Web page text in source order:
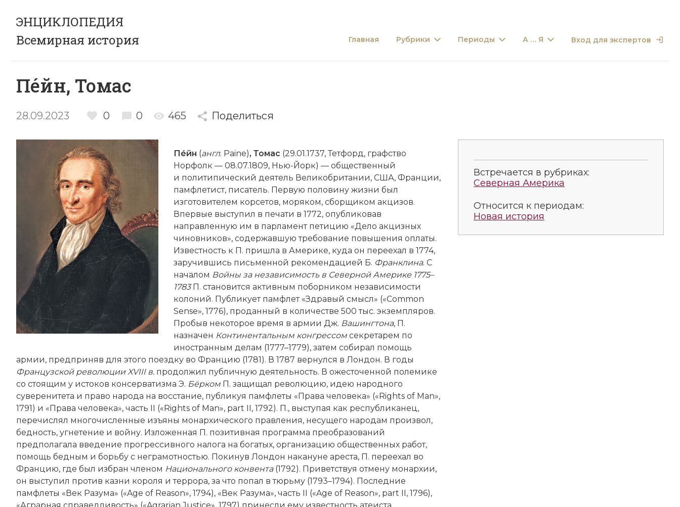
ЭНЦИКЛОПЕДИЯ
Всемирная история
Главная Рубрики Периоды А … Я Вход для экспертов
Пéйн, Томас
28.09.2023 0 0 465 Поделиться
Пéйн (англ. Paine), Томас (29.01.1737, Тетфорд, графство
Норфолк — 08.07.1809, Нью-Йорк) — общественный
и политипический деятель Великобритании, США, Франции,
памфлетист, писатель. Первую половину жизни был
изготовителем корсетов, моряком, сборщиком акцизов.
Впервые выступил в печати в 1772, опубликовав
направленную им в парламент петицию «Дело акцизных
чиновников», содержавшую требование повышения оплаты.
Известность к П. пришла в Америке, куда он переехал в 1774,
заручившись письменной рекомендацией Б. Франклина. C
началом Вой­ны за независимость в Северной Америке 1775–
1783П. становится активным поборником независимости
колоний. Публикует памфлет «Здравый смысл» («Common
Sense», 1776), проданный в количестве 500 тыс. экземпляров.
Пробыв некоторое время в армии Дж. Вашингтона, П.
назначен Континентальным конгрессомсекретарем по
иностранным делам (1777–1779), затем собирал помощь
армии, предприняв для этого поездку во Францию (1781). В 1787 вернулся в Лондон. В годы
Французской революции XVIIIв. продолжил публичную деятельность. В ожесточенной полемике
со стоящим у истоков консерватизма Э. Бёрком П. защищал революцию, идею народного
суверенитета и право народа на восстание, публикуя памфлеты «Права человека» («Rights of Man»,
1791) и «Права человека», часть II («Rights of Man», part II, 1792). П., выступая как республиканец,
перечислял многочисленные изъяны монархического правления, несущего народам произвол,
бедность, угнетение и вой­ну. Изложенная П. позитивная программа преобразований
предполагала введение прогрессивного налога на богатых, организацию общественных работ,
помощь бедным и борьбу с неграмотностью. Покинув Лондон накануне ареста, П. переехал во
Францию, где был избран членом Национального конвента(1792). Приветствуя отмену монархии,
он выступил против казни короля и террора, за что попал в тюрьму (1793–1794). Последние
памфлеты «Век Разума» («Age of Reason», 1794), «Век Разума», часть II («Age of Reason», part II, 1796),
Встречается в рубриках:
Северная Америка
Относится к периодам:
Новая история